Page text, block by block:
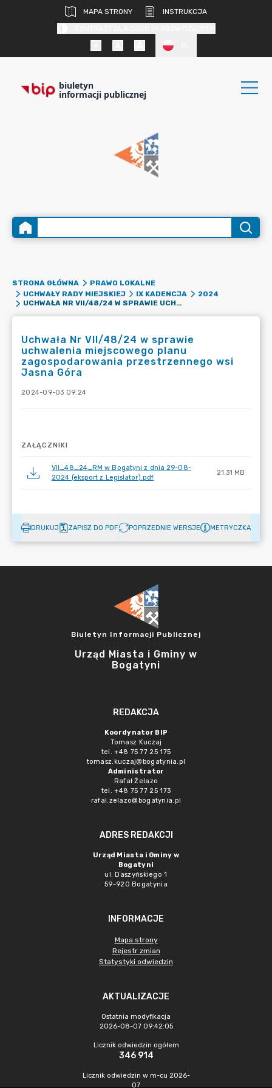
MAPA STRONY
INSTRUKCJA
biuletyn
informacji publicznej
STRONA GŁÓWNA
PRAWO LOKALNE
UCHWAŁY RADY MIEJSKIEJ
IX KADENCJA
2024
UCHWAŁA NR VII/48/24 W SPRAWIE UCHWALENIA MIEJSCOWEGO PLANU ZAGOSPODAROWANIA PRZESTRZENNEGO WSI JASNA GÓRA
Uchwała Nr VII/48/24 w sprawie
uchwalenia miejscowego planu
zagospodarowania przestrzennego wsi
Jasna Góra
2024-09-03 09:24
ZAŁĄCZNIKI
VII_48_24_RM w Bogatyni z dnia 29-08-
2024 (eksport z Legislator).pdf
21.31 MB
DRUKUJ ZAPISZ DO PDF POPRZEDNIE WERSJE METRYCZKA
Biuletyn Informacji Publicznej
Urząd Miasta i Gminy w
Bogatyni
REDAKCJA
Koordynator BIP
Tomasz Kuczaj
tel. +48 75 77 25 175
tomasz.kuczaj@bogatynia.pl
Administrator
Rafał Żelazo
tel. +48 75 77 25 173
rafal.zelazo@bogatynia.pl
ADRES REDAKCJI
Urząd Miasta i Gminy w
Bogatyni
ul. Daszyńskiego 1
59-920 Bogatynia
INFORMACJE
Mapa strony
Rejestr zmian
Statystyki odwiedzin
AKTUALIZACJE
Ostatnia modyfikacja
2026-08-07 09:42:05
Licznik odwiedzin ogółem
346 914
Licznik odwiedzin w m-cu 2026-
07